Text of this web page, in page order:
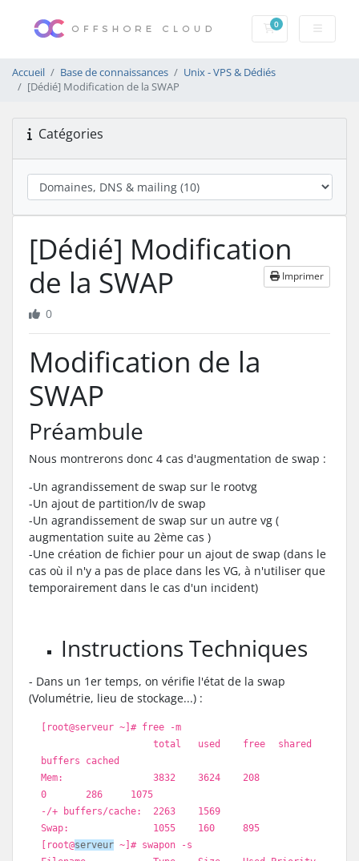
0Votre panier
Accueil Base de connaissances
Unix - VPS & Dédiés
[Dédié] Modification de la SWAP
Catégories
[Dédié] Modification
de la SWAP
Imprimer
0
Modification de la
SWAP
Préambule
Nous montrerons donc 4 cas d'augmentation de swap :
-Un agrandissement de swap sur le rootvg
-Un ajout de partition/lv de swap
-Un agrandissement de swap sur un autre vg (
augmentation suite au 2ème cas )
-Une création de fichier pour un ajout de swap (dans le
cas où il n'y a pas de place dans les VG, à n'utiliser que
temporairement dans le cas d'un incident)
Instructions Techniques
- Dans un 1er temps, on vérifie l'état de la swap
(Volumétrie, lieu de stockage...) :
[root@serveur ~] # free -m
total used free
shared
buffers cached
Mem: 3832 3624 208
0 286 1075
-/+ buffers/cache: 2263 1569
Swap: 1055 160 895
[root@serveur ~] # swapon -s